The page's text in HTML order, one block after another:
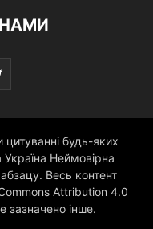
будь-яких
Україна Неймовірна
Весь контент
Attribution 4.0
зазначено інше.